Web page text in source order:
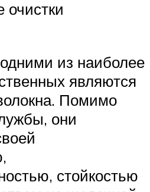
очистки
из наиболее
являются
Помимо
они
стойкостью